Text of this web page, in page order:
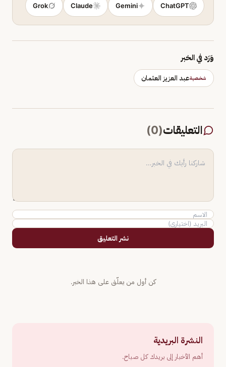
ChatGPT
Gemini
Claude
Grok
وَرَد في الخبر
شخصيةعبد العزيز العثمان
التعليقات(
0
)
نشر التعليق
كن أول من يعلّق على هذا الخبر.
النشرة البريدية
أهم الأخبار إلى بريدك كل صباح.